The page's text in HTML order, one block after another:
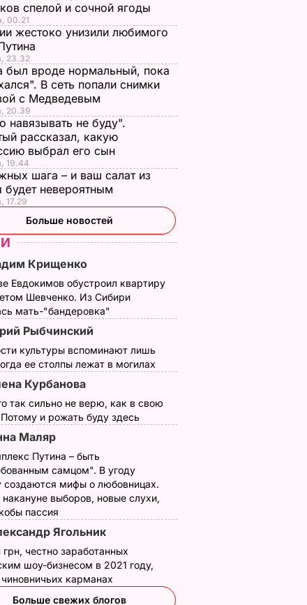
и
спелой и сочной ягоды
00.21
жестоко унизили любимого
23.32
был вроде нормальный, пока
В сеть попали снимки
с Медведевым
20.39
навязывать не буду".
рассказал, какую
выбрал его сын
19.44
шага – и ваш салат из
будет невероятным
17.29
Больше новостей
Крищенко
Евдокимов обустроил квартиру
Шевченко. Из Сибири
мать-"бандеровка"
Рыбчинский
культуры вспоминают лишь
ее столпы лежат в могилах
Курбанова
так сильно не верю, как в свою
и рожать буду здесь
Маляр
Путина – быть
самцом". В угоду
мифы о любовницах.
выборов, новые слухи,
пассия
Ягольник
честно заработанных
шоу-бизнесом в 2021 году,
карманах
Больше свежих блогов